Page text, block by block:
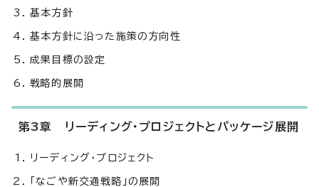
基本方針
基本方針に沿った施策の方向性
成果目標の設定
戦略的展開
第3章 リーディング・プロジェクトとパッケージ展開
リーディング・プロジェクト
「なごや新交通戦略」の展開